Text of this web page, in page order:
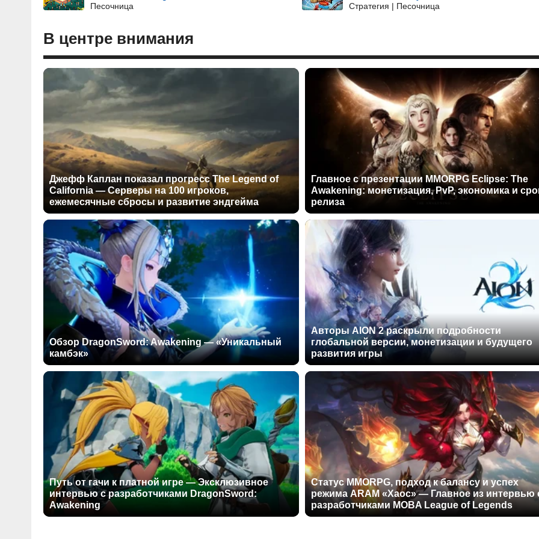
Песочница Стратегия | Песочница
В центре внимания
Джефф Каплан показал прогресс The Legend of
California — Серверы на 100 игроков,
ежемесячные сбросы и развитие эндгейма
Главное с презентации MMORPG Eclipse: The
Awakening: монетизация, PvP, экономика и
релиза
Обзор DragonSword: Awakening — «Уникальный
камбэк»
Авторы AION 2 раскрыли подробности
глобальной версии, монетизации и будущего
развития игры
Путь от гачи к платной игре — Эксклюзивное
интервью с разработчиками DragonSword:
Awakening
Статус MMORPG, подход к балансу и успех
режима ARAM «Хаос» — Главное из интервью
разработчиками MOBA League of Legends